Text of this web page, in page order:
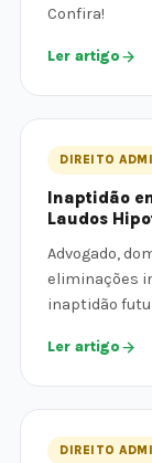
Confira!
Ler artigo
DIREITO
Inaptidão
Laudos
Advogado,
eliminações
inaptidão
Ler artigo
DIREITO